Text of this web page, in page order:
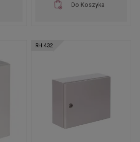
Do Koszyka
RH 432